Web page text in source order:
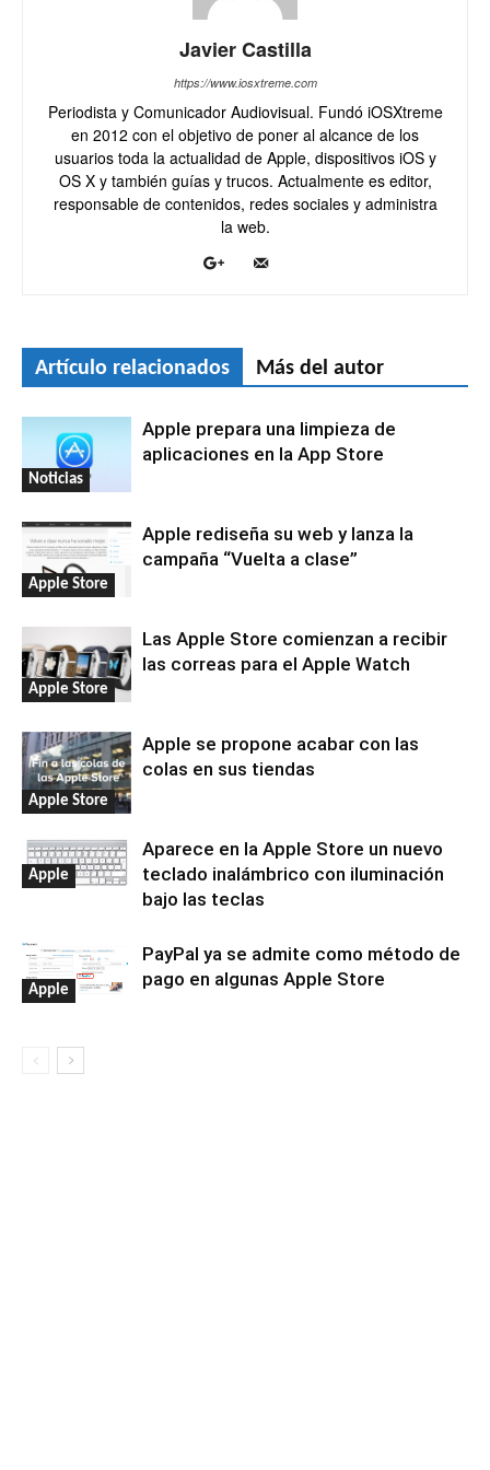
Javier Castilla
https://www.iosxtreme.com
Periodista y Comunicador Audiovisual. Fundó iOSXtreme
en 2012 con el objetivo de poner al alcance de los
usuarios toda la actualidad de Apple, dispositivos iOS y
OS X y también guías y trucos. Actualmente es editor,
responsable de contenidos, redes sociales y administra
la web.
Artículo relacionados Más del autor
Noticias
Apple prepara una limpieza de
aplicaciones en la App Store
Apple Store
Apple rediseña su web y lanza la
campaña “Vuelta a clase”
Apple Store
Las Apple Store comienzan a recibir
las correas para el Apple Watch
Apple Store
Apple se propone acabar con las
colas en sus tiendas
Apple
Aparece en la Apple Store un nuevo
teclado inalámbrico con iluminación
bajo las teclas
Apple
PayPal ya se admite como método de
pago en algunas Apple Store